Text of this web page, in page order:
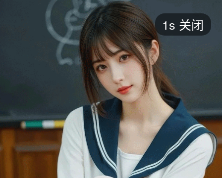
短剧
最热 添加 评分
都市 甜宠 逆袭 玄幻
2025 2024 2023 2022
全部 大陆 香港 台湾 美国 韩国 日本
1s 关闭